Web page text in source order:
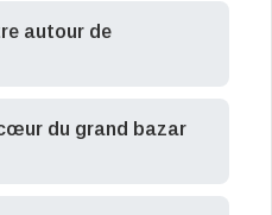
autour de
du grand bazar